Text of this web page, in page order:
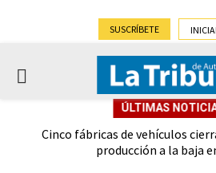
SUSCRÍBETE
PRIMARY
ÚLTIMAS
Cinco fábricas de vehículos
producción a la baja